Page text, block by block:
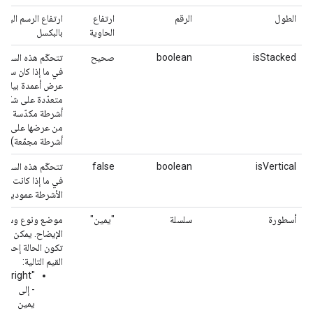
الطول الرقم
ارتفاع
الحاوية
ارتفاع الرسم
بالبكسل
isStacked
boolean صحيح
تتحكّم هذه
في ما إذا كان
عرض أعمدة
متعدّدة على شكل
أشرطة مكدّسة
من عرضها على
أشرطة مجمّعة).
isVertical
boolean
false
تتحكّم هذه
في ما إذا كانت
الأشرطة عمودية.
أسطورة سلسلة "يمين"
موضع ونوع
الإيضاح. يمكن أن
تكون الحالة إحدى
القيم التالية:
- إلى
يمين